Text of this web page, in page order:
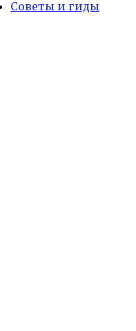
Советы и гиды